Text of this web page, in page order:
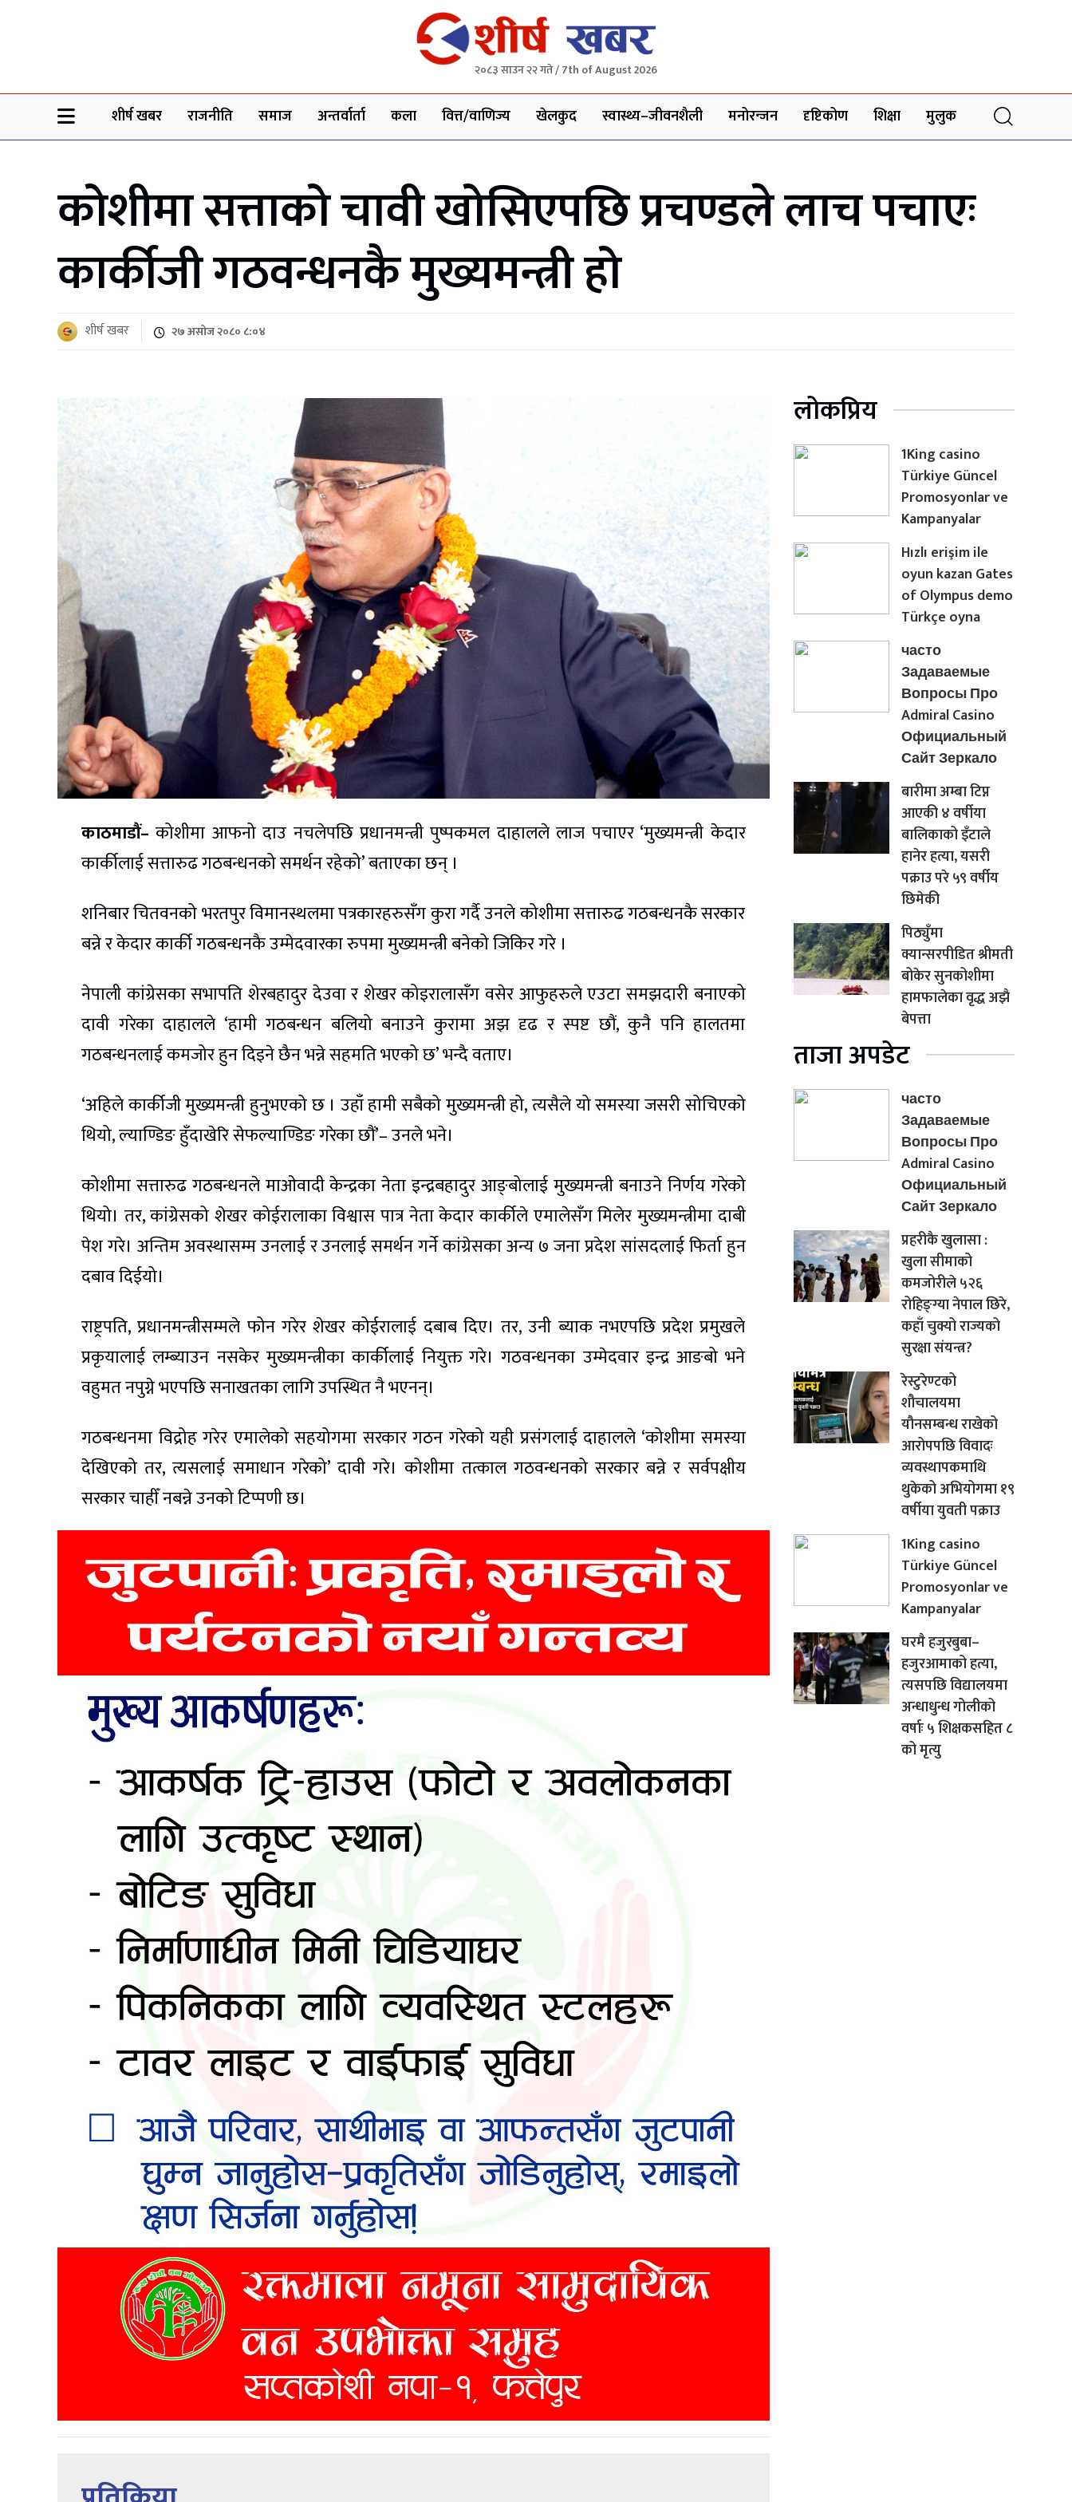
२०८३ साउन २२ गते / 7th of August 2026
शीर्ष खबर राजनीति समाज अन्तर्वार्ता कला वित्त/वाणिज्य खेलकुद स्वास्थ्य–जीवनशैली मनोरन्जन दृष्टिकोण शिक्षा मुलुक
कोशीमा सत्ताको चावी खोसिएपछि प्रचण्डले लाच पचाएः
कार्कीजी गठवन्धनकै मुख्यमन्त्री हो
शीर्ष खबर २७ असोज २०८० ८:०४
काठमाडौं– कोशीमा आफनो दाउ नचलेपछि प्रधानमन्त्री पुष्पकमल दाहालले लाज पचाएर ‘मुख्यमन्त्री केदार
कार्कीलाई सत्तारुढ गठबन्धनको समर्थन रहेको’ बताएका छन् ।
शनिबार चितवनको भरतपुर विमानस्थलमा पत्रकारहरुसँग कुरा गर्दै उनले कोशीमा सत्तारुढ गठबन्धनकै सरकार
बन्ने र केदार कार्की गठबन्धनकै उम्मेदवारका रुपमा मुख्यमन्त्री बनेको जिकिर गरे ।
नेपाली कांग्रेसका सभापति शेरबहादुर देउवा र शेखर कोइरालासँग वसेर आफुहरुले एउटा समझदारी बनाएको
दावी गरेका दाहालले ‘हामी गठबन्धन बलियो बनाउने कुरामा अझ दृढ र स्पष्ट छौं, कुनै पनि हालतमा
गठबन्धनलाई कमजोर हुन दिइने छैन भन्ने सहमति भएको छ’ भन्दै वताए।
‘अहिले कार्कीजी मुख्यमन्त्री हुनुभएको छ । उहाँ हामी सबैको मुख्यमन्त्री हो, त्यसैले यो समस्या जसरी सोचिएको
थियो, ल्याण्डिङ हुँदाखेरि सेफल्याण्डिङ गरेका छौं’– उनले भने।
कोशीमा सत्तारुढ गठबन्धनले माओवादी केन्द्रका नेता इन्द्रबहादुर आङ्बोलाई मुख्यमन्त्री बनाउने निर्णय गरेको
थियो। तर, कांग्रेसको शेखर कोईरालाका विश्वास पात्र नेता केदार कार्कीले एमालेसँग मिलेर मुख्यमन्त्रीमा दाबी
पेश गरे। अन्तिम अवस्थासम्म उनलाई र उनलाई समर्थन गर्ने कांग्रेसका अन्य ७ जना प्रदेश सांसदलाई फिर्ता हुन
दबाव दिईयो।
राष्ट्रपति, प्रधानमन्त्रीसम्मले फोन गरेर शेखर कोईरालाई दबाब दिए। तर, उनी ब्याक नभएपछि प्रदेश प्रमुखले
प्रकृयालाई लम्ब्याउन नसकेर मुख्यमन्त्रीका कार्कीलाई नियुक्त गरे। गठवन्धनका उम्मेदवार इन्द्र आङबो भने
वहुमत नपुग्ने भएपछि सनाखतका लागि उपस्थित नै भएनन्।
गठबन्धनमा विद्रोह गरेर एमालेको सहयोगमा सरकार गठन गरेको यही प्रसंगलाई दाहालले ‘कोशीमा समस्या
देखिएको तर, त्यसलाई समाधान गरेको’ दावी गरे। कोशीमा तत्काल गठवन्धनको सरकार बन्ने र सर्वपक्षीय
सरकार चाहीँ नबन्ने उनको टिप्पणी छ।
लोकप्रिय
1King casino
Türkiye Güncel
Promosyonlar ve
Kampanyalar
Hızlı erişim ile
oyun kazan Gates
of Olympus demo
Türkçe oyna
часто
Задаваемые
Вопросы Про
Admiral Casino
Официальный
Сайт Зеркало
बारीमा अम्बा टिप्न
आएकी ४ वर्षीया
बालिकाको इँटाले
हानेर हत्या, यसरी
पक्राउ परे ५९ वर्षीय
छिमेकी
पिठ्युँमा
क्यान्सरपीडित श्रीमती
बोकेर सुनकोशीमा
हामफालेका वृद्ध अझै
बेपत्ता
ताजा अपडेट
часто
Задаваемые
Вопросы Про
Admiral Casino
Официальный
Сайт Зеркало
प्रहरीकै खुलासा :
खुला सीमाको
कमजोरीले ५२६
रोहिङ्ग्या नेपाल छिरे,
कहाँ चुक्यो राज्यको
सुरक्षा संयन्त्र?
रेस्टुरेण्टको
शौचालयमा
यौनसम्बन्ध राखेको
आरोपपछि विवादः
व्यवस्थापकमाथि
थुकेको अभियोगमा १९
वर्षीया युवती पक्राउ
1King casino
Türkiye Güncel
Promosyonlar ve
Kampanyalar
घरमै हजुरबुबा–
हजुरआमाको हत्या,
त्यसपछि विद्यालयमा
अन्धाधुन्ध गोलीको
वर्षाः ५ शिक्षकसहित ८
को मृत्यु